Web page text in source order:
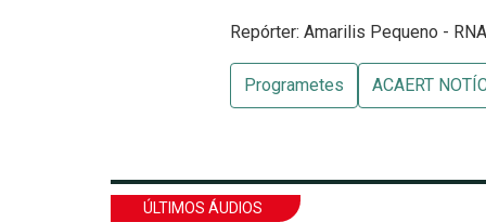
Repórter: Amarilis Pequeno -
Programetes ACAERT
ÚLTIMOS ÁUDIOS